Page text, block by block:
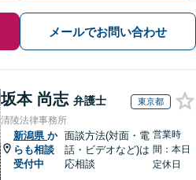
メールでお問い合わせ
坂本 尚志 弁護士 東京都
清陵法律事務所
新潟県 か
らも相談
受付中
面談方法(対面・電
話・ビデオなど)は
応相談
営業時
間：本日
定休日